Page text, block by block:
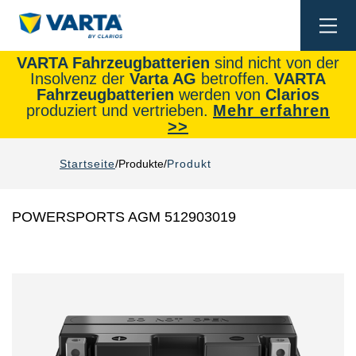
VARTA Fahrzeugbatterien sind nicht von der
Insolvenz der Varta AG betroffen. VARTA
Fahrzeugbatterien werden von Clarios
produziert und vertrieben. Mehr erfahren
>>
Startseite Produkte Produkt
POWERSPORTS AGM 512903019